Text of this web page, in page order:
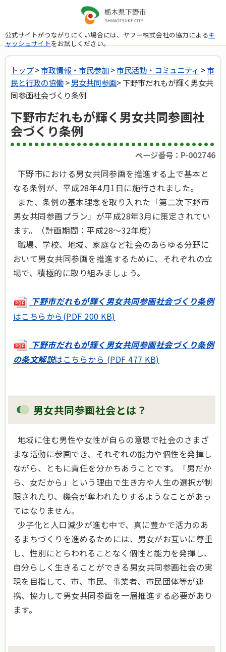
公式サイトがつながりにくい場合には、ヤフー株式会社の協力によるキ
ャッシュサイトをお試しください。
トップ>市政情報・市民参加>市民活動・コミュニティ >市
民と行政の協働>男女共同参画> 下野市だれもが輝く男女共
同参画社会づくり条例
下野市だれもが輝く男女共同参画社
会づくり条例
ページ番号：P-002746
下野市における男女共同参画を推進する上で基本と
なる条例が、平成28年4月1日に施行されました。
また、条例の基本理念を取り入れた「第二次下野市
男女共同参画プラン」が平成28年3月に策定されてい
ます。（計画期間：平成28～32年度）
職場、学校、地域、家庭など社会のあらゆる分野に
おいて男女共同参画を推進するために、それぞれの立
場で、積極的に取り組みましょう。
下野市だれもが輝く男女共同参画社会づくり条例
はこちらから(PDF 200 KB)
下野市だれもが輝く男女共同参画社会づくり条例
の条文解説はこちらから (PDF 477 KB)
男女共同参画社会とは？
地域に住む男性や女性が自らの意思で社会のさまざ
まな活動に参画でき、それぞれの能力や個性を発揮し
ながら、ともに責任を分かちあうことです。「男だか
ら、女だから」という理由で生き方や人生の選択が制
限されたり、機会が奪われたりするようなことがあっ
てはなりません。
少子化と人口減少が進む中で、真に豊かで活力のあ
るまちづくりを進めるためには、男女がお互いに尊重
し、性別にとらわれることなく個性と能力を発揮し、
自分らしく生きることができる男女共同参画社会の実
現を目指して、市、市民、事業者、市民団体等が連
携、協力して男女共同参画を一層推進する必要があり
ます。